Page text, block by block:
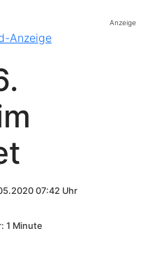
Anzeige
07:42 Uhr
1 Minute